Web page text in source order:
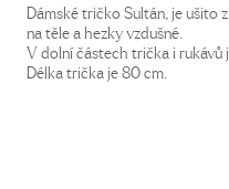
Dámské tričko Sultán, je ušito
na těle a hezky vzdušné.
V dolní částech trička i rukávů
Délka trička je 80 cm.